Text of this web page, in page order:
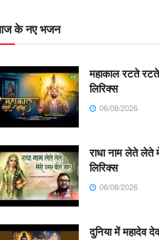
के नए भजन
महाकाल रटते
लिरिक्स
06/08/2026
राधा नाम लेते लेते
लिरिक्स
06/08/2026
दुनिया में महादेव